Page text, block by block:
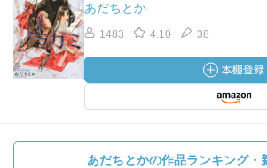
あだちとか
1483 4.10 38
あだちとかの作品ランキング・